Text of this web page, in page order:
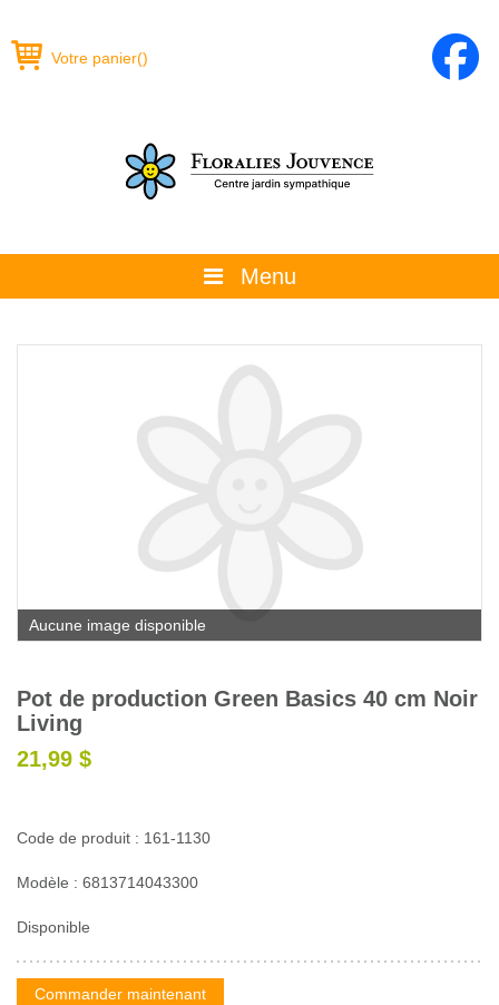
Votre panier()
Menu
La boutique
Promotions et évènements
Calendrier horticole
Emplois
Service à la clientèle
Nous joindre
Aucune image disponible
Pot de production Green Basics 40 cm Noir
Living
21,99 $
Code de produit : 161-1130
Modèle : 6813714043300
Disponible
Commander maintenant